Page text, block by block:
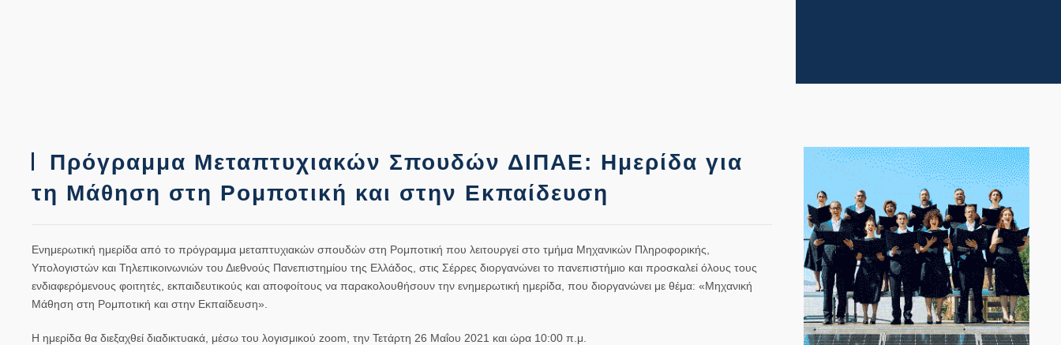
Πρόγραμμα Μεταπτυχιακών Σπουδών ΔΙΠΑΕ: Ημερίδα για
τη Μάθηση στη Ρομποτική και στην Εκπαίδευση
Ενημερωτική ημερίδα από το πρόγραμμα μεταπτυχιακών σπουδών στη Ρομποτική που λειτουργεί στο τμήμα Μηχανικών Πληροφορικής,
Υπολογιστών και Τηλεπικοινωνιών του Διεθνούς Πανεπιστημίου της Ελλάδος, στις Σέρρες διοργανώνει το πανεπιστήμιο και προσκαλεί όλους τους
ενδιαφερόμενους φοιτητές, εκπαιδευτικούς και αποφοίτους να παρακολουθήσουν την ενημερωτική ημερίδα, που διοργανώνει με θέμα: «Μηχανική
Μάθηση στη Ρομποτική και στην Εκπαίδευση».
Η ημερίδα θα διεξαχθεί διαδικτυακά, μέσω του λογισμικού zoom, την Τετάρτη 26 Μαΐου 2021 και ώρα 10:00 π.μ.